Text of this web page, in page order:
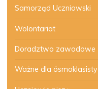
Samorząd Uczniowski
Wolontariat
Doradztwo zawodowe
Ważne dla ósmoklasisty